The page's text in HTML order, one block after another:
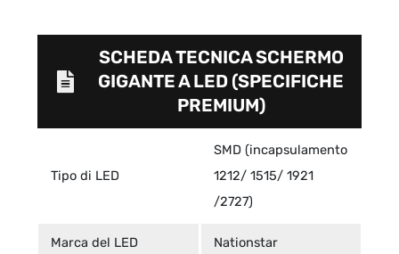
SCHEDA TECNICA SCHERMO
GIGANTE A LED (SPECIFICHE
PREMIUM)
Tipo di LED
SMD (incapsulamento
1212/ 1515/ 1921
/2727)
Marca del LED Nationstar